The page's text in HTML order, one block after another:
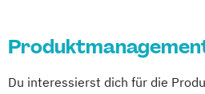
Ergotherapie
Gesundheits- und
Green Marketing &
Du interessierst dich für die